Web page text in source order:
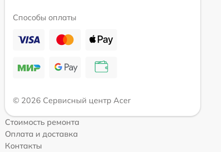
Способы оплаты
© 2026 Сервисный центр Acer
Стоимость ремонта
Оплата и доставка
Контакты